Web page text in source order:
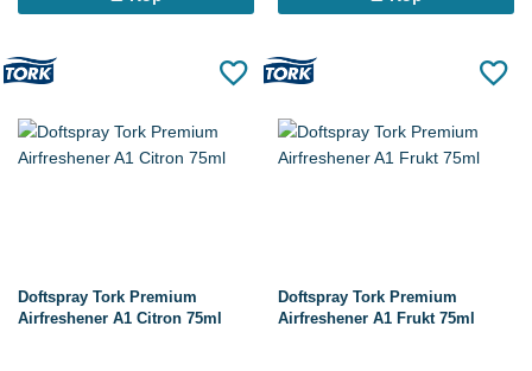
Doftspray Tork Premium
Airfreshener A1 Citron 75ml
Doftspray Tork Premium
Airfreshener A1 Frukt 75ml